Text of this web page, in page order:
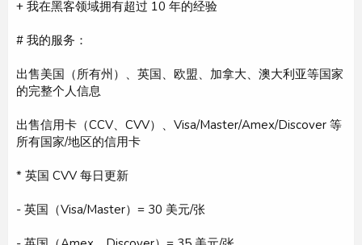
+ 我在黑客领域拥有超过 10 年的经验
# 我的服务：
出售美国（所有州）、英国、欧盟、加拿大、澳大利亚等国家
的完整个人信息
出售信用卡（CCV、CVV）、Visa/Master/Amex/Discover 等
所有国家/地区的信用卡
* 英国 CVV 每日更新
- 英国（Visa/Master）= 30 美元/张